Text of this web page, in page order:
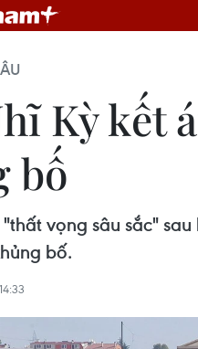
Kỳ kết
bố
vọng sâu sắc"
bố.